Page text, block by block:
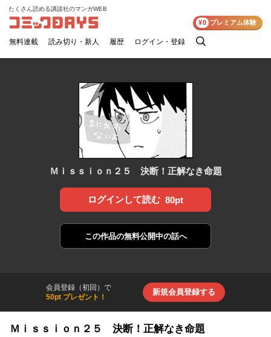
コミックDAYS
たくさん読める講談社のマンガWEB
無料連載 読み切り・新人 履歴 ログイン・登録
検
¥0 プレミアム体験
Ｍｉｓｓｉｏｎ２５ 決断！正解なき命題
ログインして読む 80pt
この作品の無料公開中の話へ
会員登録（初回）で
50pt プレゼント！
新規会員登録する
Ｍｉｓｓｉｏｎ２５ 決断！正解なき命題